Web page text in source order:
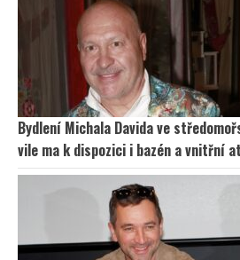
Bydlení Michala Davida ve
vile ma k dispozici i bazén a vnitřní